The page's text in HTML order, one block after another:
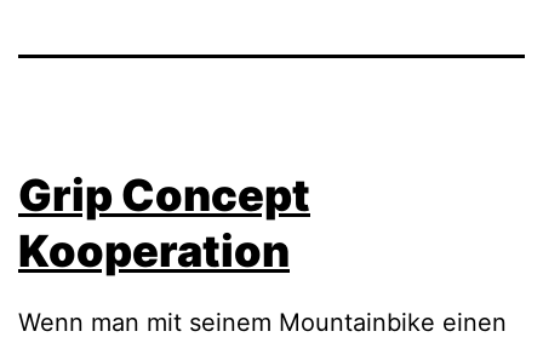
Grip Concept
Kooperation
Wenn man mit seinem Mountainbike einen